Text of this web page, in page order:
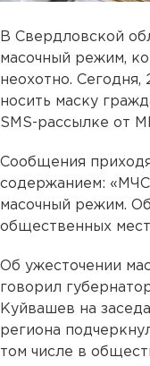
В Свердловской
масочный режим,
неохотно. Сегодня,
носить маску
SMS-рассылке от
Сообщения
содержанием:
масочный режим.
общественных
Об ужесточении
говорил
Куйвашев на
региона
том числе в